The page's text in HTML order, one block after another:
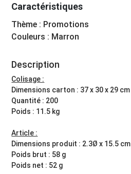
Caractéristiques
Thème : Promotions
Couleurs : Marron
Description
Colisage :
Dimensions carton : 37 x 30 x 29 cm
Quantité : 200
Poids : 11.5 kg
Article :
Dimensions produit : 2.3Ø x 15.5 cm
Poids brut : 58 g
Poids net : 52 g